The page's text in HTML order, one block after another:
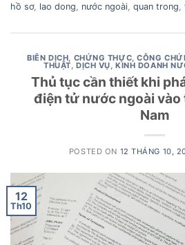
hồ sơ, lao dong nước ngoài quan trong
BIÊN DỊCH, CHỨNG THỰC,CÔNG
THUẬT,DỊCH VỤ,KINH DOANH
Thủ tục cần thiết khi
điện tử nước ngoài
Nam
POSTED ON 12 THÁNG 10,
12
Th10